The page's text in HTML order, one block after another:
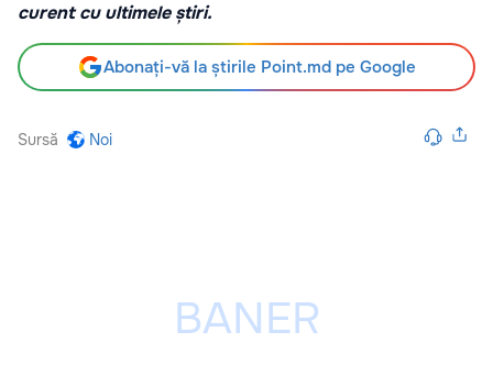
curent cu ultimele știri.
Abonați-vă la știrile Point.md pe Google
Sursă Noi